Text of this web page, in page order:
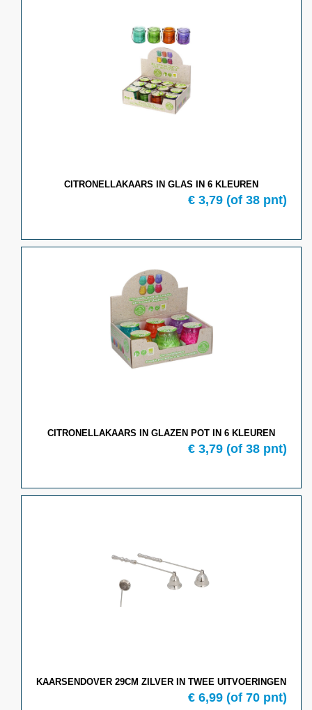
CITRONELLAKAARS IN GLAS IN 6 KLEUREN
€ 3,79 (of 38 pnt)
CITRONELLAKAARS IN GLAZEN POT IN 6 KLEUREN
€ 3,79 (of 38 pnt)
KAARSENDOVER 29CM ZILVER IN TWEE UITVOERINGEN
€ 6,99 (of 70 pnt)